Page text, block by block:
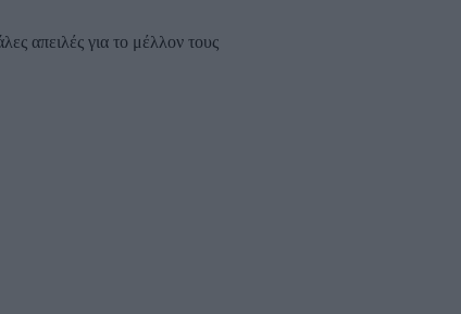
απειλές για το μέλλον τους